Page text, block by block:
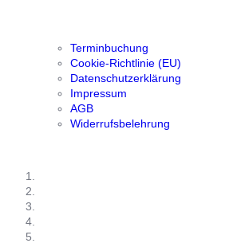
Terminbuchung
Cookie-Richtlinie (EU)
Datenschutzerklärung
Impressum
AGB
Widerrufsbelehrung